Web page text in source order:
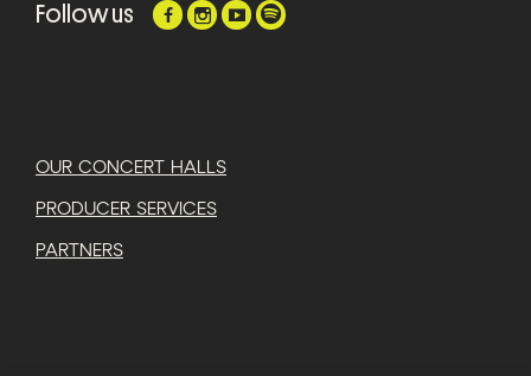
Follow us
OUR CONCERT HALLS
PRODUCER SERVICES
PARTNERS